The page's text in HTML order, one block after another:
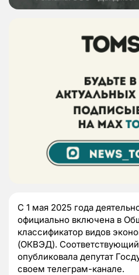
С 1 мая 2025 года
официально включена в
классификатор видов
(ОКВЭД). Соответствующий
опубликовала депутат
своем телеграм-канале.